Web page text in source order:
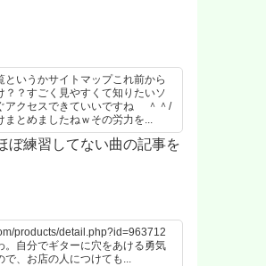
というかサイトマップこれ前から
？？すごく見やすくて知りたいソ
アクセスできていいですね ＾＾/
とめましたねｗその労力を...
ぼ練習してない曲の記事を
products/detail.php?id=963712
。自分でギターに穴をあける勇気
、お店の人につけても...